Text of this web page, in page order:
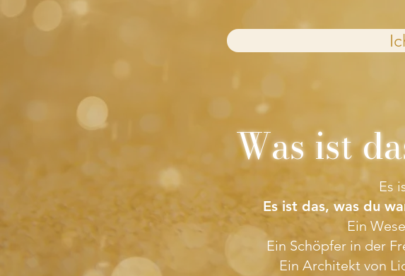
Was ist
Es
Es ist das, was du
Ein
Ein Schöpfer in der
Ein Architekt von